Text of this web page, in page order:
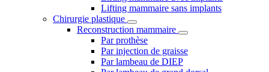
Lifting mammaire sans implants
Chirurgie plastique
Reconstruction mammaire
Par prothèse
Par injection de graisse
Par lambeau de DIEP